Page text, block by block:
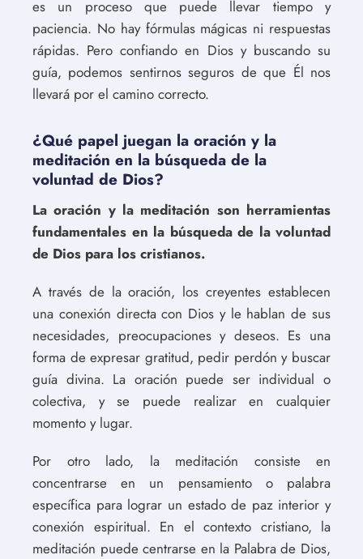
es un proceso que puede llevar tiempo y
paciencia. No hay fórmulas mágicas ni respuestas
rápidas. Pero confiando en Dios y buscando su
guía, podemos sentirnos seguros de que Él nos
llevará por el camino correcto.
¿Qué papel juegan la oración y la
meditación en la búsqueda de la
voluntad de Dios?
La oración y la meditación son herramientas
fundamentales en la búsqueda de la voluntad
de Dios para los cristianos.
A través de la oración, los creyentes establecen
una conexión directa con Dios y le hablan de sus
necesidades, preocupaciones y deseos. Es una
forma de expresar gratitud, pedir perdón y buscar
guía divina. La oración puede ser individual o
colectiva, y se puede realizar en cualquier
momento y lugar.
Por otro lado, la meditación consiste en
concentrarse en un pensamiento o palabra
específica para lograr un estado de paz interior y
conexión espiritual. En el contexto cristiano, la
meditación puede centrarse en la Palabra de Dios,